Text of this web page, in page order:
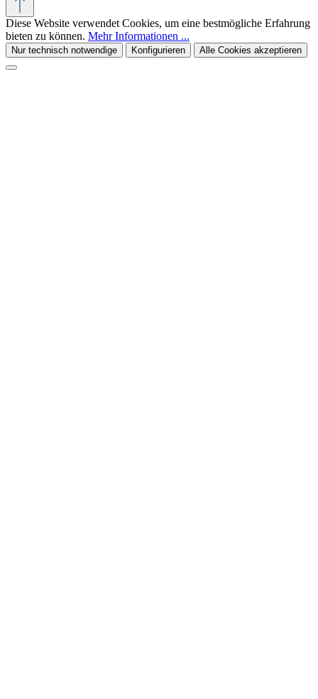
Diese Website verwendet Cookies, um eine bestmögliche Erfahrung
bieten zu können. Mehr Informationen ...
Nur technisch notwendige Konfigurieren Alle Cookies akzeptieren